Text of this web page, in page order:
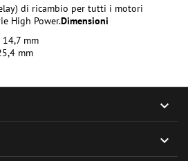
di ricambio per tutti i motori
High Power.Dimensioni
mm
mm

